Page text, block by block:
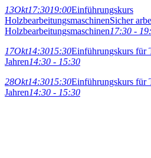
13Okt17:3019:00Einführungskurs
HolzbearbeitungsmaschinenSicher
Holzbearbeitungsmaschinen17:30 -
17Okt14:3015:30Einführungskurs für
Jahren14:30 - 15:30
28Okt14:3015:30Einführungskurs für
Jahren14:30 - 15:30